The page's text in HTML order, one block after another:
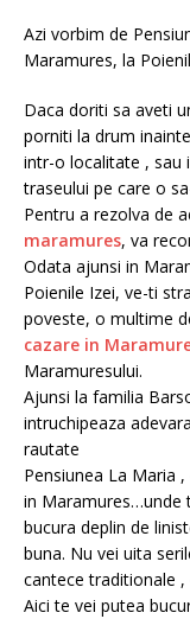
Azi vorbim de
Maramures, la
Daca doriti sa aveti
porniti la drum
intr-o localitate , sau
traseului pe care o
Pentru a rezolva de
maramures, va
Odata ajunsi in
Poienile Izei, ve-ti
poveste, o multime
cazare in
Maramuresului.
Ajunsi la familia
intruchipeaza
rautate
Pensiunea La Maria
in Maramures…unde
bucura deplin de
buna. Nu vei uita
cantece traditionale
Aici te vei putea